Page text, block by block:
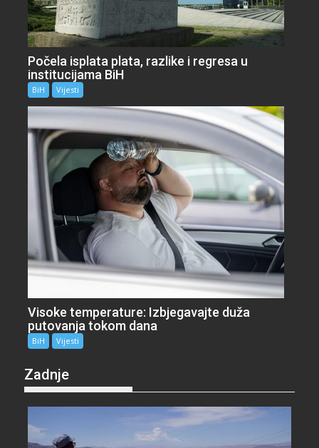
Počela isplata plata, razlike i regresa u
institucijama BiH
BiH Vijesti
Visoke temperature: Izbjegavajte duža
putovanja tokom dana
BiH Vijesti
Zadnje